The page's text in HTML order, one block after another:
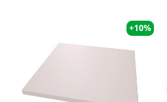
+10%